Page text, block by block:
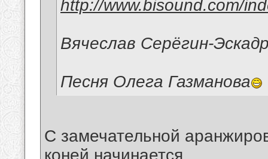
http://www.bisound.com/
Вячеслав Серёгин-
Песня Олега Газманова
С замечательной